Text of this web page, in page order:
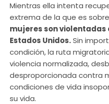
Mientras ella intenta
extrema de la que es
mujeres son
Estados Unidos.Sin
condición, la ruta
violencia normalizada,
desproporcionada contra
condiciones de vida
su vida.